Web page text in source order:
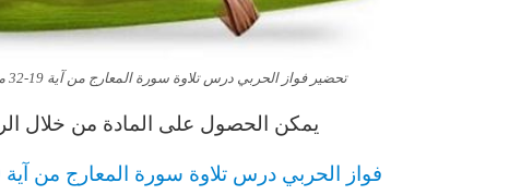
تحضير فواز الحربي درس تلاوة سورة المعارج من آية 19-32 مادة القران الصف الثالث الابتدائي الفصل الدراسى الاول 1443 هـ
يمكن الحصول على المادة من خلال
فواز الحربي درس تلاوة سورة المعارج من آية 19-32 مادة القران